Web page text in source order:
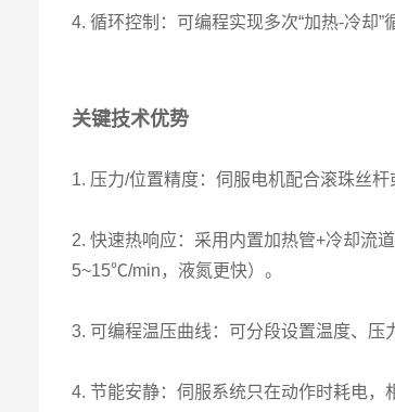
4. 循环控制：可编程实现多次“加热-冷却”
关键技术优势
1. 压力/位置精度：伺服电机配合滚珠丝
2. 快速热响应：采用内置加热管+冷却流
5~15℃/min，液氮更快）。
3. 可编程温压曲线：可分段设置温度、压
4. 节能安静：伺服系统只在动作时耗电，